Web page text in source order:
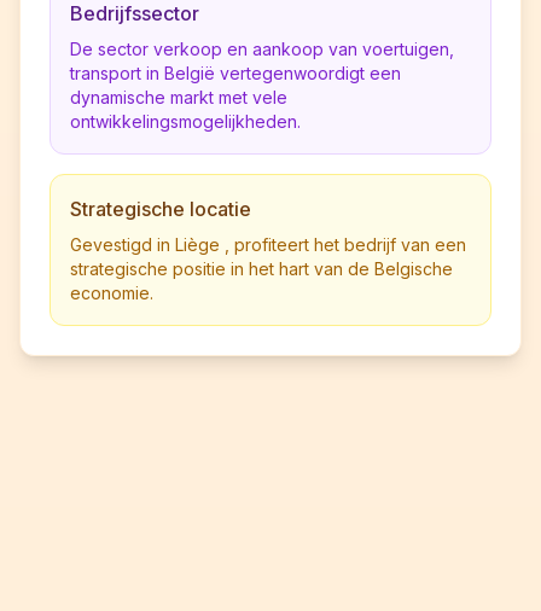
Bedrijfssector
De sector verkoop en aankoop van voertuigen,
transport in België vertegenwoordigt een
dynamische markt met vele
ontwikkelingsmogelijkheden.
Strategische locatie
Gevestigd in Liège , profiteert het bedrijf van een
strategische positie in het hart van de Belgische
economie.